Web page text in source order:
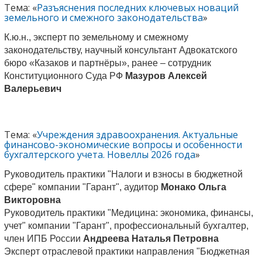
Тема: «Разъяснения последних ключевых новаций
земельного и смежного законодательства»
К.ю.н., эксперт по земельному и смежному
законодательству, научный консультант Адвокатского
бюро «Казаков и партнёры», ранее – сотрудник
Конституционного Суда РФ Мазуров Алексей
Валерьевич
Тема: «Учреждения здравоохранения. Актуальные
финансово-экономические вопросы и особенности
бухгалтерского учета. Новеллы 2026 года»
Руководитель практики "Налоги и взносы в бюджетной
сфере" компании "Гарант", аудитор Монако Ольга
Викторовна
Руководитель практики "Медицина: экономика, финансы,
учет" компании "Гарант", профессиональный бухгалтер,
член ИПБ России Андреева Наталья Петровна
Эксперт отраслевой практики направления "Бюджетная